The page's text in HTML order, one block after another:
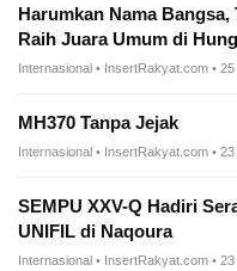
Harumkan Nama
Raih Juara Umum di
Internasional • InsertRakyat.com •
MH370 Tanpa Jejak
Internasional • InsertRakyat.com •
SEMPU XXV-Q Hadiri
UNIFIL di Naqoura
Internasional • InsertRakyat.com •